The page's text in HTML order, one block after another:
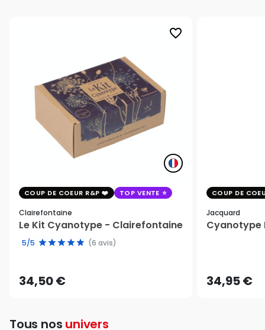
favorite_border
COUP DE COEUR R&P TOP VENTE
Clairefontaine
Le Kit Cyanotype - Clairefontaine
5/5 (6 avis)
34,50 €
COUP DE
Jacquard
Cyanotype
34,95 €
Tous nos univers